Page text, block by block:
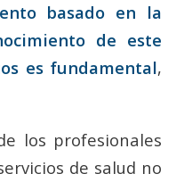
basado en la
de este
es fundamental,
los profesionales
de salud no